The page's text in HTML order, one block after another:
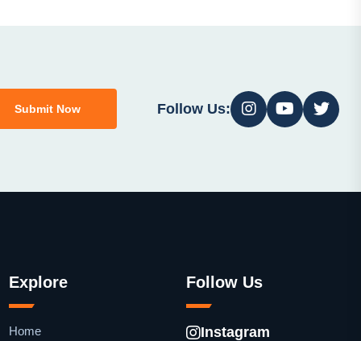
Submit Now Follow Us:
Explore
Home
Follow Us
Instagram